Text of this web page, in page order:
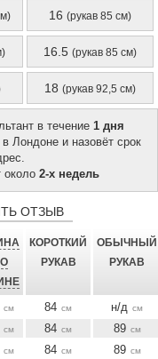
16 (рукав 85 см)
16.5 (рукав 85 см)
18 (рукав 92,5 см)
в течение 1 дня
Лондоне и назовёт срок
около 2-х недель
ОТЗЫВ
КОРОТКИЙ
РУКАВ
ОБЫЧНЫЙ
РУКАВ
см 84 см н/д см
см 84 см 89 см
см 84 см 89 см